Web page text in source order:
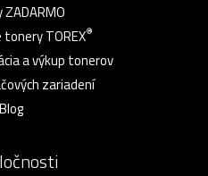
ZADARMO
TOREX®
a výkup tonerov
zariadení
Blog